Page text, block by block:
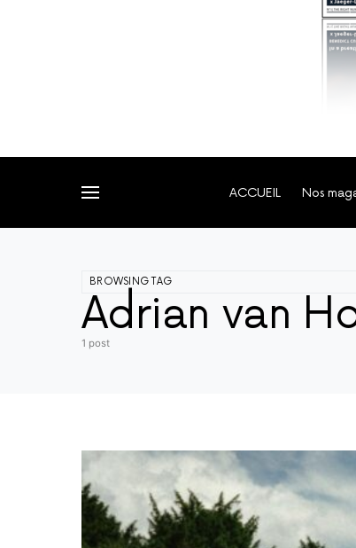
ACCUEIL Nos
BROWSING TAG
Adrian van
1 post